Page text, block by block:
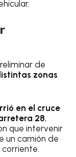
de
zonas
en el cruce
28,
que intervenir
un camión de